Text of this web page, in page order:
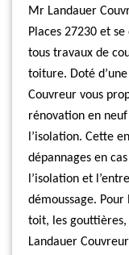
Mr Landauer
Places 27230 et
tous travaux de
toiture. Doté
Couvreur vous
rénovation en
l’isolation. Cette
dépannages en
l’isolation et
démoussage.
toit, les
Landauer